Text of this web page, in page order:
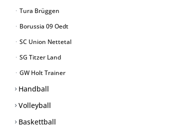
Tura Brüggen
Borussia 09 Oedt
SC Union Nettetal
SG Titzer Land
GW Holt Trainer
Handball
Volleyball
Baskettball